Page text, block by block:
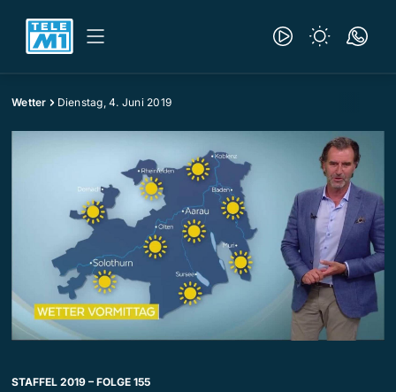
Wetter Dienstag, 4. Juni 2019
STAFFEL 2019 – FOLGE 155